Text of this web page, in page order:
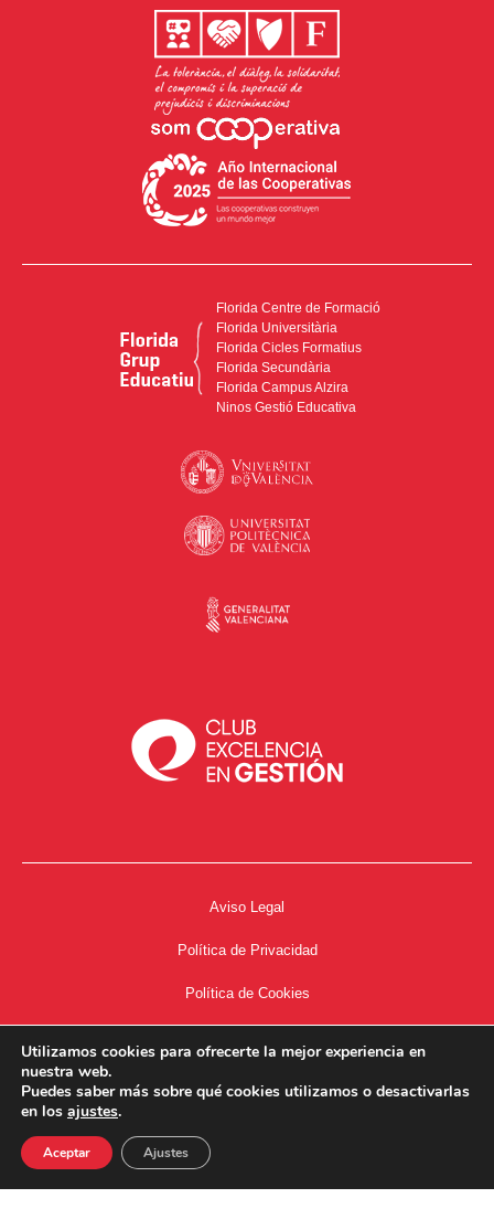
Florida Centre de Formació
Florida Universitària
Florida Cicles Formatius
Florida Secundària
Florida Campus Alzira
Ninos Gestió Educativa
Aviso Legal
Política de Privacidad
Política de Cookies
34667504662
Utilizamos cookies para ofrecerte la mejor experiencia en
nuestra web.
Puedes saber más sobre qué cookies utilizamos o desactivarlas
en los ajustes.
Aceptar Ajustes